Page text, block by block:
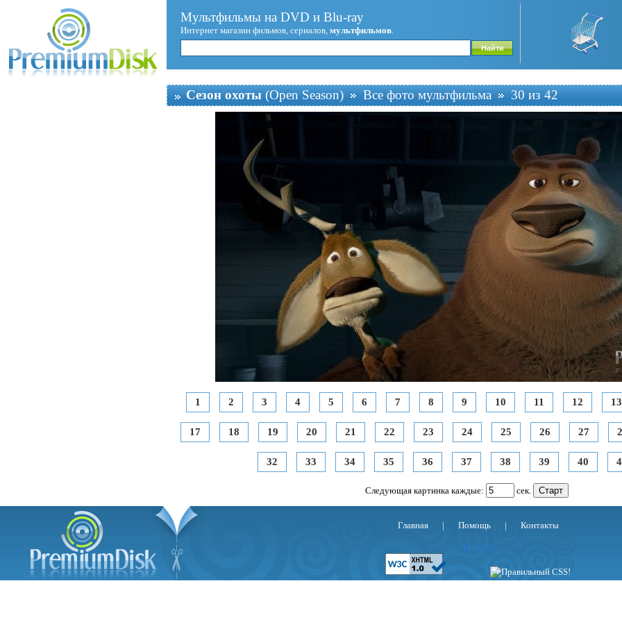
Мультфильмы на DVD и Blu-ray
Интернет магазин фильмов, сериалов, мультфильмов.
Сезон охоты (Open Season) Все фото мультфильма 30 из 42
1 2 3 4 5 6 7 8 9 10 11 12 13
17 18 19 20 21 22 23 24 25 26 27
32 33 34 35 36 37 38 39 40
Следующая картинка каждые: сек.
Главная | Помощь | Контакты
42 : 0.01